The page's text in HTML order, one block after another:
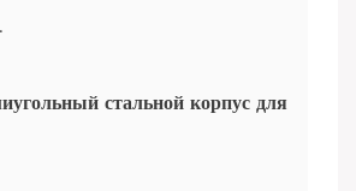
стальной корпус для